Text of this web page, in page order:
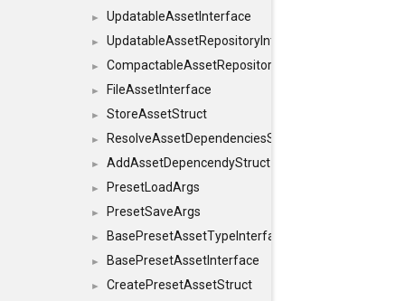
► UpdatableAssetInterface
► UpdatableAssetRepositoryInterface
► CompactableAssetRepositoryInterface
► FileAssetInterface
► StoreAssetStruct
► ResolveAssetDependenciesStruct
► AddAssetDepencendyStruct
► PresetLoadArgs
► PresetSaveArgs
► BasePresetAssetTypeInterface
► BasePresetAssetInterface
► CreatePresetAssetStruct